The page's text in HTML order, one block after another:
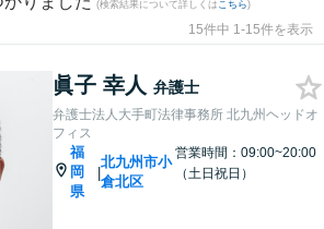
(検索結果について詳しくは こちら)
15件中 1-15件を表示
眞子 幸人 弁護士
弁護士法人大手町法律事務所 北九州ヘッドオ
フィス
福
岡
県
|
北九州市小
倉北区
営業時間：09:00~20:00
（土日祝日）